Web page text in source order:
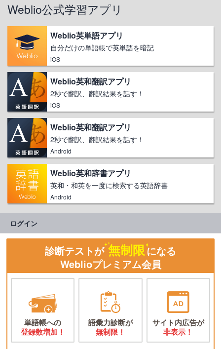
Weblio公式学習アプリ
Weblio英単語アプリ
自分だけの単語帳で英単語を暗記
iOS
Weblio英和翻訳アプリ
2秒で翻訳、翻訳結果を話す！
iOS
Weblio英和翻訳アプリ
2秒で翻訳、翻訳結果を話す！
Android
Weblio英和辞書アプリ
英和・和英を一度に検索する英語辞書
Android
ログイン
診断テストが 無制限になる
Weblioプレミアム会員
単語帳への
登録数増加！
語彙力診断が
無制限！
サイト内広告が
非表示！